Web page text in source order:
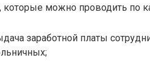
которые можно проводить по
заработной платы